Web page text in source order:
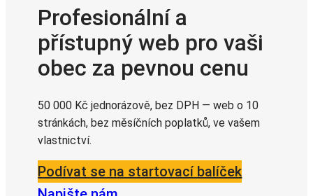
Profesionální a
přístupný web pro vaši
obec za pevnou cenu
50 000 Kč jednorázově, bez DPH — web o 10
stránkách, bez měsíčních poplatků, ve vašem
vlastnictví.
Podívat se na startovací balíček